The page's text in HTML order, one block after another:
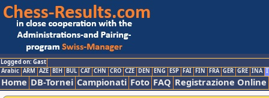
Logged on: Gast
Arabic ARM AZE BIH BUL CAT CHN CRO CZE DEN ENG ESP FAI FIN FRA GER GRE INA
Home DB-Tornei Campionati Foto FAQ Registrazione Online